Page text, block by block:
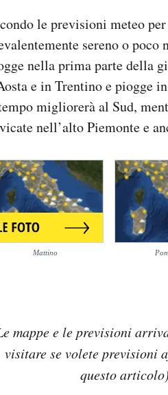
le previsioni meteo
sereno o
nella prima parte della
e in Trentino e piogge
migliorerà al Sud,
nell’alto Piemonte e
Mattino
mappe e le previsioni
visitare se volete previsioni
questo